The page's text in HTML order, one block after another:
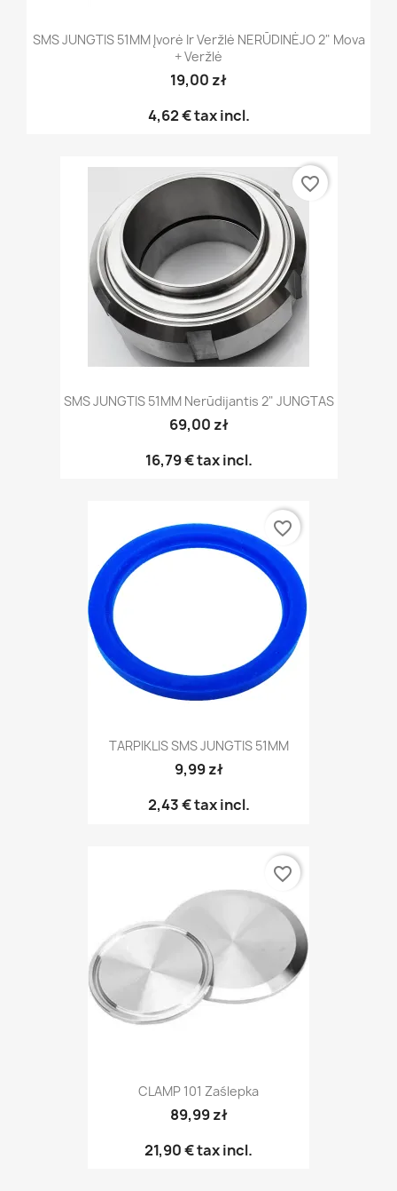
SMS JUNGTIS 51MM Įvorė Ir Veržlė NERŪDINĖJO 2" Mova
+ Veržlė
19,00 zł
4,62 €tax incl.
SMS JUNGTIS 51MM Nerūdijantis 2" JUNGTAS
69,00 zł
16,79 €tax incl.
favorite_border
TARPIKLIS SMS JUNGTIS 51MM
9,99 zł
2,43 €tax incl.
favorite_border
CLAMP 101 Zaślepka
89,99 zł
21,90 €tax incl.
favorite_border